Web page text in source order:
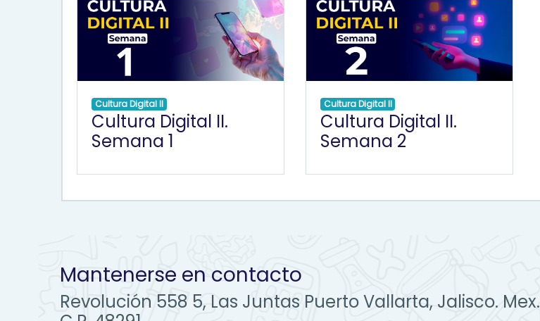
Cultura Digital II
Cultura Digital II.
Semana 1
Cultura Digital II
Cultura Digital II.
Semana 2
Mantenerse en contacto
Revolución 558 5, Las Juntas Puerto Vallarta, Jalisco. Mex.